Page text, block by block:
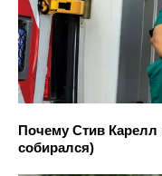
Почему Стив
собирался)